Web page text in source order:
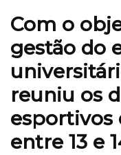
Com o
gestão do
reuniu os
esportivos
entre 13 e